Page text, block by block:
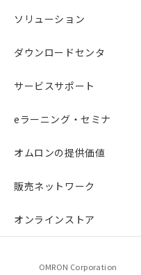
ソリューション
ダウンロードセンタ
サービスサポート
eラーニング・セミナ
オムロンの提供価値
販売ネットワーク
オンラインストア
OMRON Corporation